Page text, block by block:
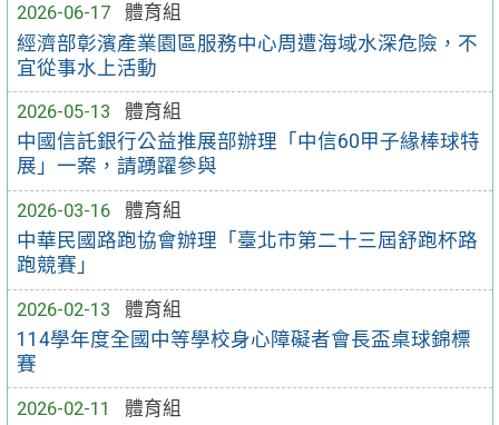
2026-06-17
體育組
經濟部彰濱產業園區服務中心周遭海域水深危險，不
宜從事水上活動
2026-05-13
體育組
中國信託銀行公益推展部辦理「中信60甲子緣棒球特
展」一案，請踴躍參與
2026-03-16
體育組
中華民國路跑協會辦理「臺北市第二十三屆舒跑杯路
跑競賽」
2026-02-13
體育組
114學年度全國中等學校身心障礙者會長盃桌球錦標
賽
2026-02-11
體育組